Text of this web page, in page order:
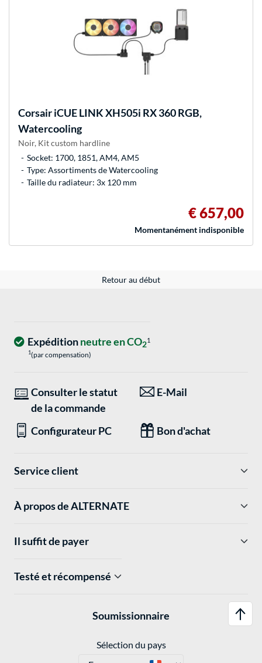
CorsairiCUE LINK XH505i RX 360 RGB,
Watercooling
Noir, Kit custom hardline
Socket: 1700, 1851, AM4, AM5
Type: Assortiments de Watercooling
Taille du radiateur: 3x 120 mm
€ 657,00
Momentanément indisponible
Retour au début
Expéditionneutre en CO21
1(par compensation)
Consulter le statut
de la commande
E-Mail
Configurateur PC Bon d'achat
Service client
À propos de ALTERNATE
Il suffit de payer
Testé et récompensé
Soumissionnaire
Sélection du pays